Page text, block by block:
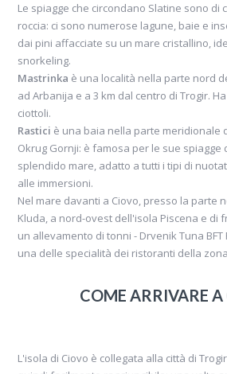
Le spiagge che circondano Slatine sono di
roccia: ci sono numerose lagune, baie e
dai pini affacciate su un mare cristallino,
snorkeling.
Mastrinka è una località nella parte nord
ad Arbanija e a 3 km dal centro di Trogir.
ciottoli.
Rastici è una baia nella parte meridionale
Okrug Gornji: è famosa per le sue spiagge
splendido mare, adatto a tutti i tipi di
alle immersioni.
Nel mare davanti a Ciovo, presso la parte
Kluda, a nord-ovest dell'isola Piscena e di
un allevamento di tonni - Drvenik Tuna
una delle specialità dei ristoranti della
COME ARRIVARE
L'isola di Ciovo è collegata alla città di